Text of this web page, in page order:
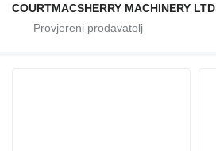
COURTMACSHERRY MACHINERY LTD